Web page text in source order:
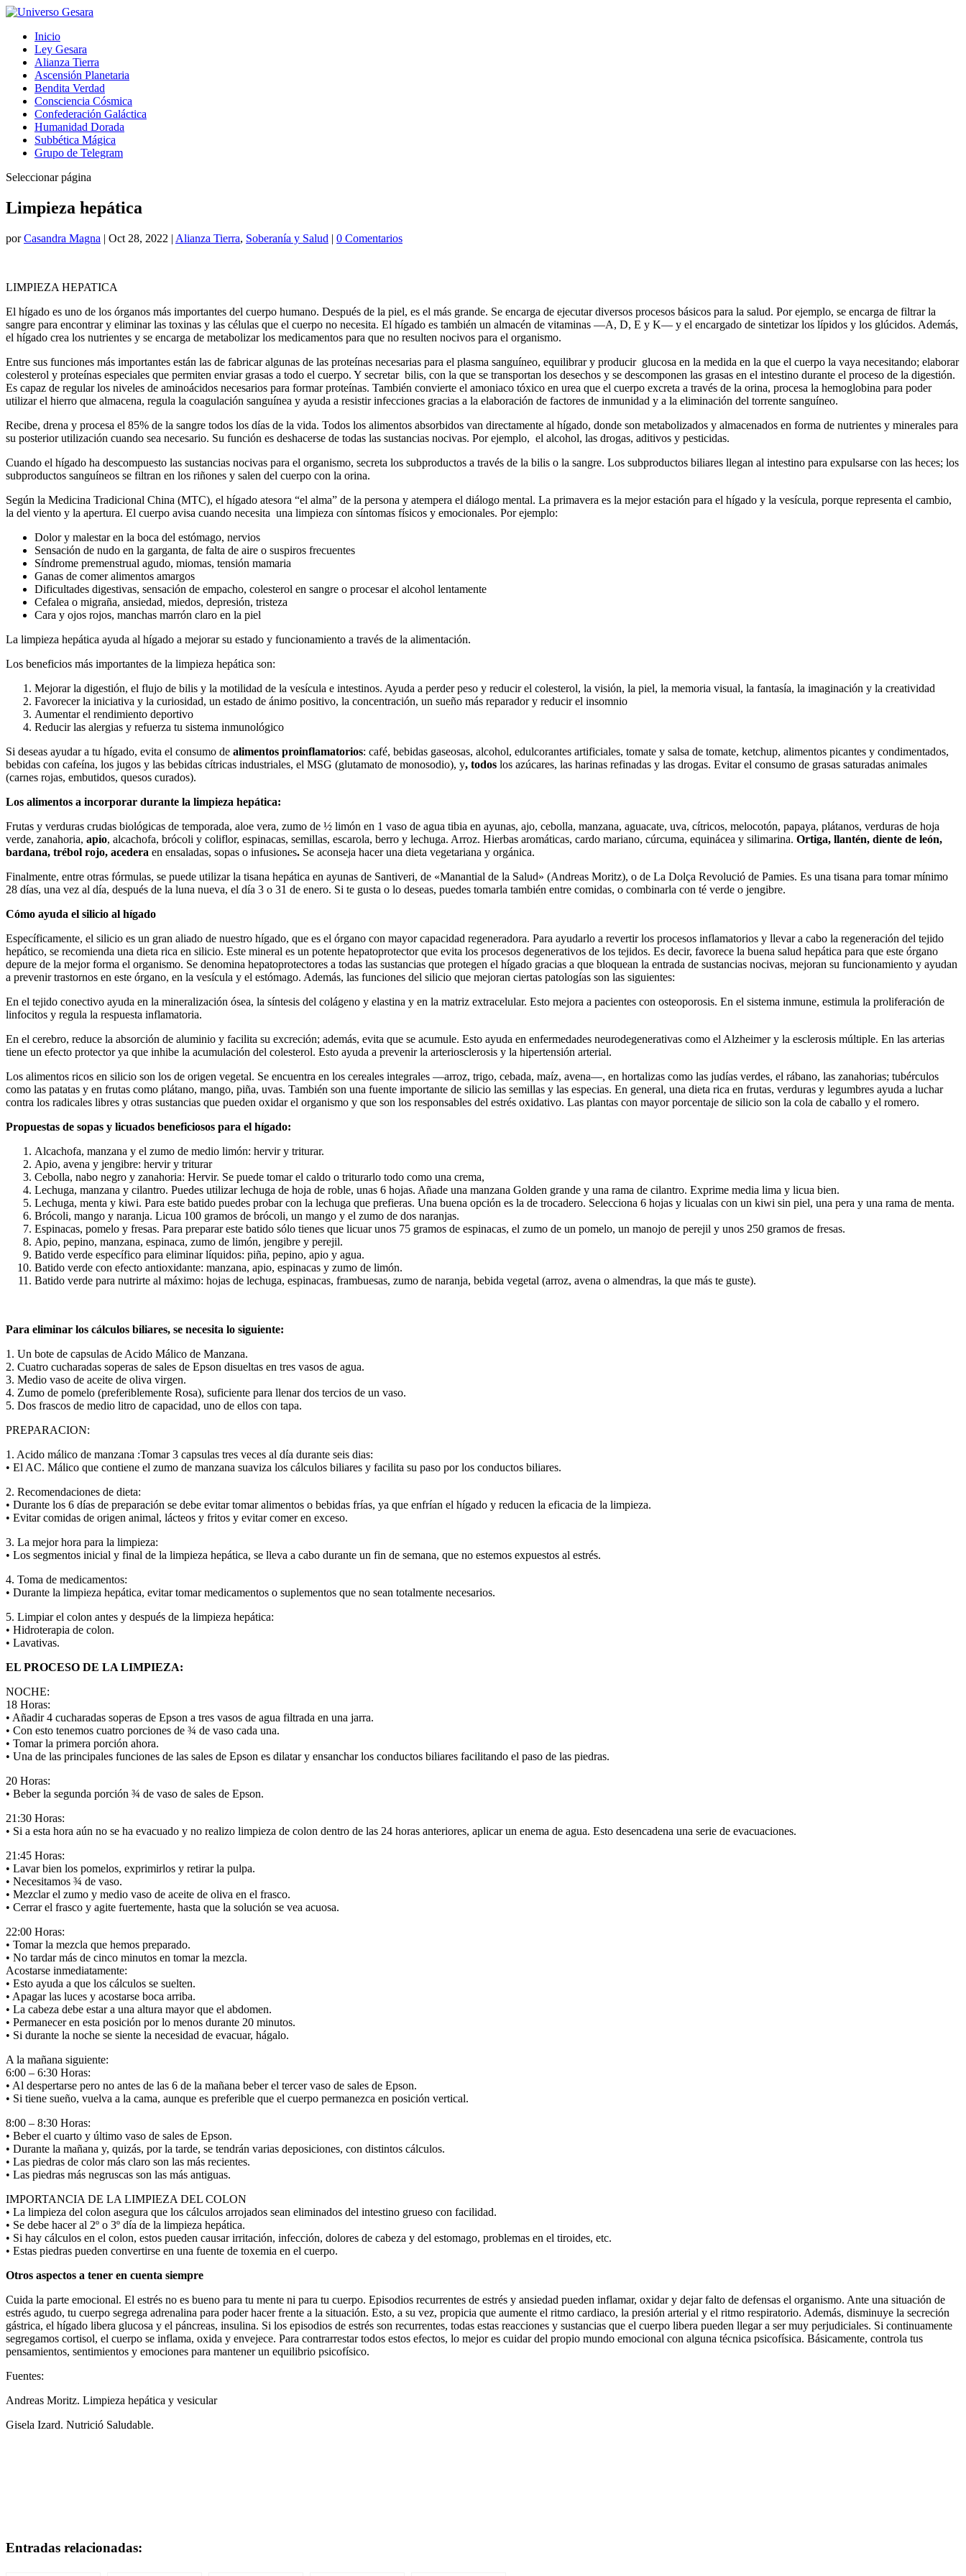
Inicio
Ley Gesara
Alianza Tierra
Ascensión Planetaria
Bendita Verdad
Consciencia Cósmica
Confederación Galáctica
Humanidad Dorada
Subbética Mágica
Grupo de Telegram
Seleccionar página
Limpieza hepática
porCasandra Magna | Oct 28, 2022 | Alianza Tierra, Soberanía y Salud | 0 Comentarios
LIMPIEZA HEPATICA
El hígado es uno de los órganos más importantes del cuerpo humano. Después de la piel, es el más grande. Se encarga de ejecutar diversos procesos básicos para la salud. Por ejemplo, se encarga de filtrar la
sangre para encontrar y eliminar las toxinas y las células que el cuerpo no necesita. El hígado es también un almacén de vitaminas —A, D, E y K— y el encargado de sintetizar los lípidos y los glúcidos. Además,
el hígado crea los nutrientes y se encarga de metabolizar los medicamentos para que no resulten nocivos para el organismo.
Entre sus funciones más importantes están las de fabricar algunas de las proteínas necesarias para el plasma sanguíneo, equilibrar y producir glucosa en la medida en la que el cuerpo la vaya necesitando; elaborar
colesterol y proteínas especiales que permiten enviar grasas a todo el cuerpo. Y secretar bilis, con la que se transportan los desechos y se descomponen las grasas en el intestino durante el proceso de la digestión.
Es capaz de regular los niveles de aminoácidos necesarios para formar proteínas. También convierte el amoniaco tóxico en urea que el cuerpo excreta a través de la orina, procesa la hemoglobina para poder
utilizar el hierro que almacena, regula la coagulación sanguínea y ayuda a resistir infecciones gracias a la elaboración de factores de inmunidad y a la eliminación del torrente sanguíneo.
Recibe, drena y procesa el 85% de la sangre todos los días de la vida. Todos los alimentos absorbidos van directamente al hígado, donde son metabolizados y almacenados en forma de nutrientes y minerales para
su posterior utilización cuando sea necesario. Su función es deshacerse de todas las sustancias nocivas. Por ejemplo, el alcohol, las drogas, aditivos y pesticidas.
Cuando el hígado ha descompuesto las sustancias nocivas para el organismo, secreta los subproductos a través de la bilis o la sangre. Los subproductos biliares llegan al intestino para expulsarse con las heces; los
subproductos sanguíneos se filtran en los riñones y salen del cuerpo con la orina.
Según la Medicina Tradicional China (MTC), el hígado atesora “el alma” de la persona y atempera el diálogo mental. La primavera es la mejor estación para el hígado y la vesícula, porque representa el cambio,
la del viento y la apertura. El cuerpo avisa cuando necesita una limpieza con síntomas físicos y emocionales. Por ejemplo:
Dolor y malestar en la boca del estómago, nervios
Sensación de nudo en la garganta, de falta de aire o suspiros frecuentes
Síndrome premenstrual agudo, miomas, tensión mamaria
Ganas de comer alimentos amargos
Dificultades digestivas, sensación de empacho, colesterol en sangre o procesar el alcohol lentamente
Cefalea o migraña, ansiedad, miedos, depresión, tristeza
Cara y ojos rojos, manchas marrón claro en la piel
La limpieza hepática ayuda al hígado a mejorar su estado y funcionamiento a través de la alimentación.
Los beneficios más importantes de la limpieza hepática son:
Mejorar la digestión, el flujo de bilis y la motilidad de la vesícula e intestinos. Ayuda a perder peso y reducir el colesterol, la visión, la piel, la memoria visual, la fantasía, la imaginación y la creatividad
Favorecer la iniciativa y la curiosidad, un estado de ánimo positivo, la concentración, un sueño más reparador y reducir el insomnio
Aumentar el rendimiento deportivo
Reducir las alergias y refuerza tu sistema inmunológico
Si deseas ayudar a tu hígado, evita el consumo de alimentos proinflamatorios: café, bebidas gaseosas, alcohol, edulcorantes artificiales, tomate y salsa de tomate, ketchup, alimentos picantes y condimentados,
bebidas con cafeína, los jugos y las bebidas cítricas industriales, el MSG (glutamato de monosodio), y, todos los azúcares, las harinas refinadas y las drogas. Evitar el consumo de grasas saturadas animales
(carnes rojas, embutidos, quesos curados).
Los alimentos a incorporar durante la limpieza hepática:
Frutas y verduras crudas biológicas de temporada, aloe vera, zumo de ½ limón en 1 vaso de agua tibia en ayunas, ajo, cebolla, manzana, aguacate, uva, cítricos, melocotón, papaya, plátanos, verduras de hoja
verde, zanahoria, apio, alcachofa, brócoli y coliflor, espinacas, semillas, escarola, berro y lechuga. Arroz. Hierbas aromáticas, cardo mariano, cúrcuma, equinácea y silimarina. Ortiga, llantén, diente de león,
bardana, trébol rojo, acedera en ensaladas, sopas o infusiones. Se aconseja hacer una dieta vegetariana y orgánica.
Finalmente, entre otras fórmulas, se puede utilizar la tisana hepática en ayunas de Santiveri, de «Manantial de la Salud» (Andreas Moritz), o de La Dolça Revolució de Pamies. Es una tisana para tomar mínimo
28 días, una vez al día, después de la luna nueva, el día 3 o 31 de enero. Si te gusta o lo deseas, puedes tomarla también entre comidas, o combinarla con té verde o jengibre.
Cómo ayuda el silicio al hígado
Específicamente, el silicio es un gran aliado de nuestro hígado, que es el órgano con mayor capacidad regeneradora. Para ayudarlo a revertir los procesos inflamatorios y llevar a cabo la regeneración del tejido
hepático, se recomienda una dieta rica en silicio. Este mineral es un potente hepatoprotector que evita los procesos degenerativos de los tejidos. Es decir, favorece la buena salud hepática para que este órgano
depure de la mejor forma el organismo. Se denomina hepatoprotectores a todas las sustancias que protegen el hígado gracias a que bloquean la entrada de sustancias nocivas, mejoran su funcionamiento y ayudan
a prevenir trastornos en este órgano, en la vesícula y el estómago. Además, las funciones del silicio que mejoran ciertas patologías son las siguientes:
En el tejido conectivo ayuda en la mineralización ósea, la síntesis del colágeno y elastina y en la matriz extracelular. Esto mejora a pacientes con osteoporosis. En el sistema inmune, estimula la proliferación de
linfocitos y regula la respuesta inflamatoria.
En el cerebro, reduce la absorción de aluminio y facilita su excreción; además, evita que se acumule. Esto ayuda en enfermedades neurodegenerativas como el Alzheimer y la esclerosis múltiple. En las arterias
tiene un efecto protector ya que inhibe la acumulación del colesterol. Esto ayuda a prevenir la arteriosclerosis y la hipertensión arterial.
Los alimentos ricos en silicio son los de origen vegetal. Se encuentra en los cereales integrales —arroz, trigo, cebada, maíz, avena—, en hortalizas como las judías verdes, el rábano, las zanahorias; tubérculos
como las patatas y en frutas como plátano, mango, piña, uvas. También son una fuente importante de silicio las semillas y las especias. En general, una dieta rica en frutas, verduras y legumbres ayuda a luchar
contra los radicales libres y otras sustancias que pueden oxidar el organismo y que son los responsables del estrés oxidativo. Las plantas con mayor porcentaje de silicio son la cola de caballo y el romero.
Propuestas de sopas y licuados beneficiosos para el hígado:
Alcachofa, manzana y el zumo de medio limón: hervir y triturar.
Apio, avena y jengibre: hervir y triturar
Cebolla, nabo negro y zanahoria: Hervir. Se puede tomar el caldo o triturarlo todo como una crema,
Lechuga, manzana y cilantro. Puedes utilizar lechuga de hoja de roble, unas 6 hojas. Añade una manzana Golden grande y una rama de cilantro. Exprime media lima y licua bien.
Lechuga, menta y kiwi. Para este batido puedes probar con la lechuga que prefieras. Una buena opción es la de trocadero. Selecciona 6 hojas y licualas con un kiwi sin piel, una pera y una rama de menta.
Brócoli, mango y naranja. Licua 100 gramos de brócoli, un mango y el zumo de dos naranjas.
Espinacas, pomelo y fresas. Para preparar este batido sólo tienes que licuar unos 75 gramos de espinacas, el zumo de un pomelo, un manojo de perejil y unos 250 gramos de fresas.
Apio, pepino, manzana, espinaca, zumo de limón, jengibre y perejil.
Batido verde específico para eliminar líquidos: piña, pepino, apio y agua.
Batido verde con efecto antioxidante: manzana, apio, espinacas y zumo de limón.
Batido verde para nutrirte al máximo: hojas de lechuga, espinacas, frambuesas, zumo de naranja, bebida vegetal (arroz, avena o almendras, la que más te guste).
Para eliminar los cálculos biliares, se necesita lo siguiente:
1. Un bote de capsulas de Acido Málico de Manzana.
2. Cuatro cucharadas soperas de sales de Epson disueltas en tres vasos de agua.
3. Medio vaso de aceite de oliva virgen.
4. Zumo de pomelo (preferiblemente Rosa), suficiente para llenar dos tercios de un vaso.
5. Dos frascos de medio litro de capacidad, uno de ellos con tapa.
PREPARACION:
1. Acido málico de manzana :Tomar 3 capsulas tres veces al día durante seis dias:
• El AC. Málico que contiene el zumo de manzana suaviza los cálculos biliares y facilita su paso por los conductos biliares.
2. Recomendaciones de dieta:
• Durante los 6 días de preparación se debe evitar tomar alimentos o bebidas frías, ya que enfrían el hígado y reducen la eficacia de la limpieza.
• Evitar comidas de origen animal, lácteos y fritos y evitar comer en exceso.
3. La mejor hora para la limpieza:
• Los segmentos inicial y final de la limpieza hepática, se lleva a cabo durante un fin de semana, que no estemos expuestos al estrés.
4. Toma de medicamentos:
• Durante la limpieza hepática, evitar tomar medicamentos o suplementos que no sean totalmente necesarios.
5. Limpiar el colon antes y después de la limpieza hepática:
• Hidroterapia de colon.
• Lavativas.
EL PROCESO DE LA LIMPIEZA:
NOCHE:
18 Horas:
• Añadir 4 cucharadas soperas de Epson a tres vasos de agua filtrada en una jarra.
• Con esto tenemos cuatro porciones de ¾ de vaso cada una.
• Tomar la primera porción ahora.
• Una de las principales funciones de las sales de Epson es dilatar y ensanchar los conductos biliares facilitando el paso de las piedras.
20 Horas:
• Beber la segunda porción ¾ de vaso de sales de Epson.
21:30 Horas:
• Si a esta hora aún no se ha evacuado y no realizo limpieza de colon dentro de las 24 horas anteriores, aplicar un enema de agua. Esto desencadena una serie de evacuaciones.
21:45 Horas:
• Lavar bien los pomelos, exprimirlos y retirar la pulpa.
• Necesitamos ¾ de vaso.
• Mezclar el zumo y medio vaso de aceite de oliva en el frasco.
• Cerrar el frasco y agite fuertemente, hasta que la solución se vea acuosa.
22:00 Horas:
• Tomar la mezcla que hemos preparado.
• No tardar más de cinco minutos en tomar la mezcla.
Acostarse inmediatamente:
• Esto ayuda a que los cálculos se suelten.
• Apagar las luces y acostarse boca arriba.
• La cabeza debe estar a una altura mayor que el abdomen.
• Permanecer en esta posición por lo menos durante 20 minutos.
• Si durante la noche se siente la necesidad de evacuar, hágalo.
A la mañana siguiente:
6:00 – 6:30 Horas:
• Al despertarse pero no antes de las 6 de la mañana beber el tercer vaso de sales de Epson.
• Si tiene sueño, vuelva a la cama, aunque es preferible que el cuerpo permanezca en posición vertical.
8:00 – 8:30 Horas:
• Beber el cuarto y último vaso de sales de Epson.
• Durante la mañana y, quizás, por la tarde, se tendrán varias deposiciones, con distintos cálculos.
• Las piedras de color más claro son las más recientes.
• Las piedras más negruscas son las más antiguas.
IMPORTANCIA DE LA LIMPIEZA DEL COLON
• La limpieza del colon asegura que los cálculos arrojados sean eliminados del intestino grueso con facilidad.
• Se debe hacer al 2º o 3º día de la limpieza hepática.
• Si hay cálculos en el colon, estos pueden causar irritación, infección, dolores de cabeza y del estomago, problemas en el tiroides, etc.
• Estas piedras pueden convertirse en una fuente de toxemia en el cuerpo.
Otros aspectos a tener en cuenta siempre
Cuida la parte emocional. El estrés no es bueno para tu mente ni para tu cuerpo. Episodios recurrentes de estrés y ansiedad pueden inflamar, oxidar y dejar falto de defensas el organismo. Ante una situación de
estrés agudo, tu cuerpo segrega adrenalina para poder hacer frente a la situación. Esto, a su vez, propicia que aumente el ritmo cardiaco, la presión arterial y el ritmo respiratorio. Además, disminuye la secreción
gástrica, el hígado libera glucosa y el páncreas, insulina. Si los episodios de estrés son recurrentes, todas estas reacciones y sustancias que el cuerpo libera pueden llegar a ser muy perjudiciales. Si continuamente
segregamos cortisol, el cuerpo se inflama, oxida y envejece. Para contrarrestar todos estos efectos, lo mejor es cuidar del propio mundo emocional con alguna técnica psicofísica. Básicamente, controla tus
pensamientos, sentimientos y emociones para mantener un equilibrio psicofísico.
Fuentes:
Andreas Moritz. Limpieza hepática y vesicular
Gisela Izard. Nutrició Saludable.
Entradas relacionadas: